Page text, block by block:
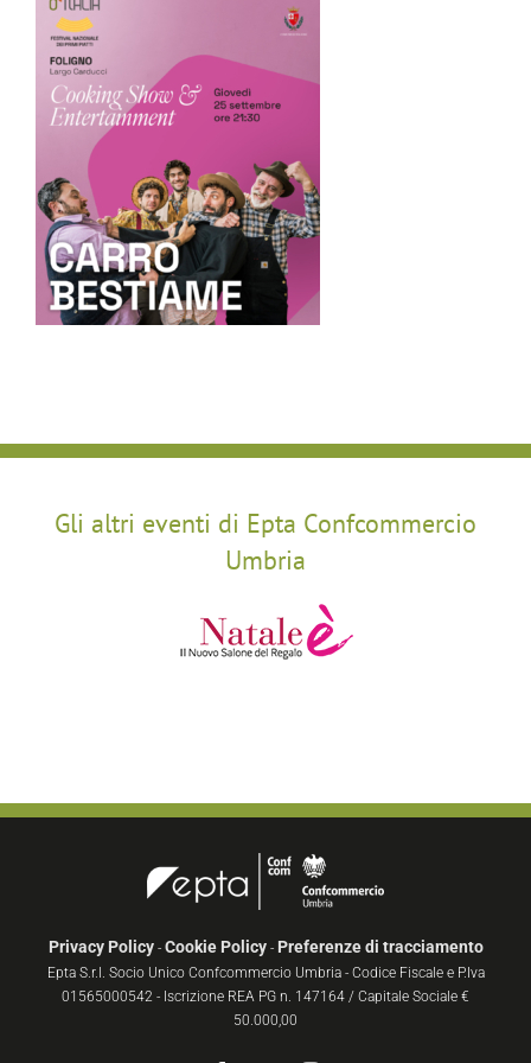
Gli altri eventi di Epta Confcommercio
Umbria
Privacy Policy- Cookie Policy- Preferenze di tracciamento
Epta S.r.l. Socio Unico Confcommercio Umbria - Codice Fiscale e P.Iva
01565000542 - Iscrizione REA PG n. 147164 / Capitale Sociale €
50.000,00